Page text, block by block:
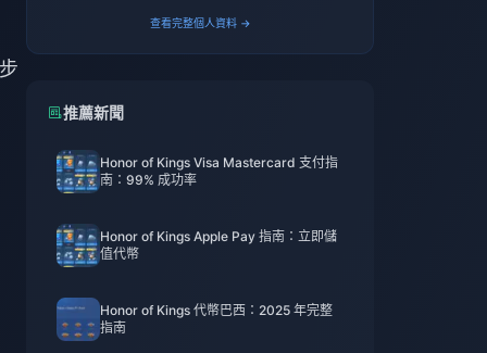
查看完整個人資料 →
推薦新聞
Honor of Kings Visa Mastercard 支付指
南：99% 成功率
Honor of Kings Apple Pay 指南：立即儲
值代幣
Honor of Kings 代幣巴西：2025 年完整
指南